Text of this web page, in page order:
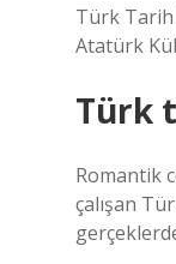
Türk Tarih
Atatürk
Türk
Romantik
çalışan